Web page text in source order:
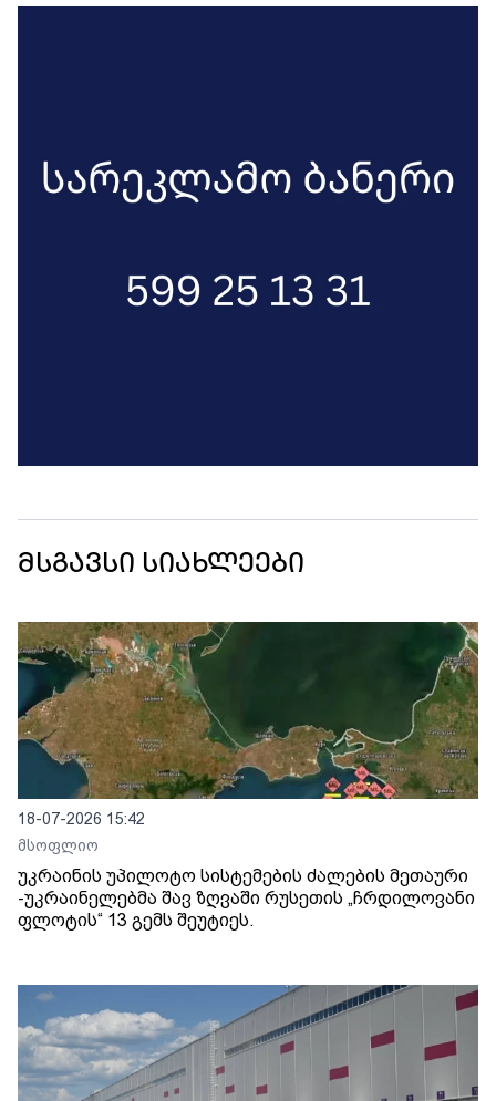
მსგავსი სიახლეები
18-07-2026 15:42
მსოფლიო
უკრაინის უპილოტო სისტემების ძალების მეთაური
-უკრაინელებმა შავ ზღვაში რუსეთის „ჩრდილოვანი
ფლოტის“ 13 გემს შეუტიეს.